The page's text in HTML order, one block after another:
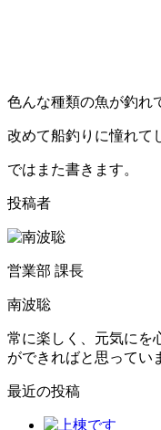
色んな種類の魚が釣れ
改めて船釣りに憧れて
ではまた書きます。
投稿者
営業部 課長
南波聡
常に楽しく、元気にを
ができればと思ってい
最近の投稿